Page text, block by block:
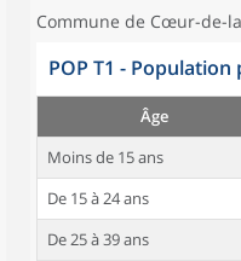
Commune de Cœur-de-
POP T1 -
Âge
Moins de 15 ans
De 15 à 24 ans
De 25 à 39 ans